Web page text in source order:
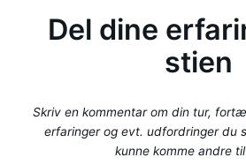
Del dine
stien
Skriv en kommentar om din tur,
erfaringer og evt. udfordringer du
kunne komme andre